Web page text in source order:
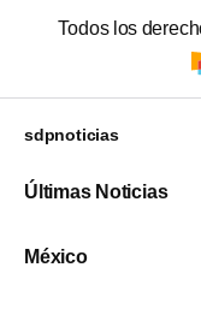
Todos los
sdpnoticias
Últimas Noticias
México